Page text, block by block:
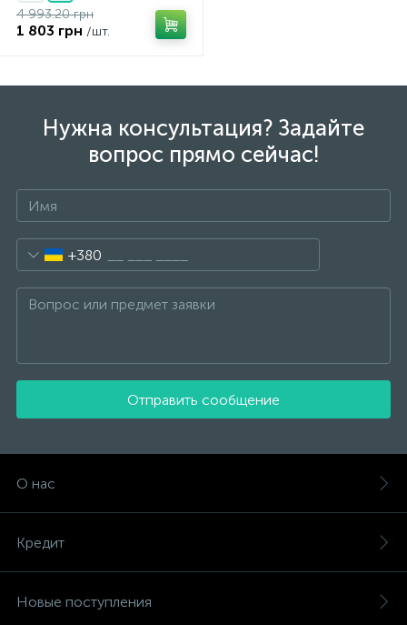
4 993.20 грн
1 803 грн /шт.
Нужна консультация? Задайте
вопрос прямо сейчас!
+380
Отправить сообщение
О нас
Кредит
Новые поступления